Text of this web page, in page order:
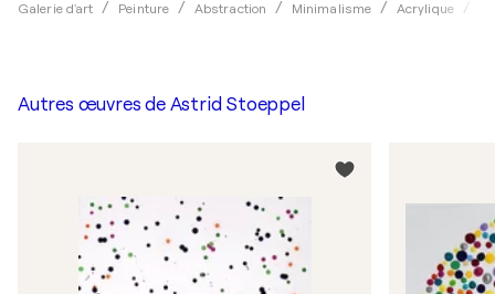
Galerie d'art Peinture Abstraction Minimalisme Acrylique
Autres œuvres de Astrid Stoeppel